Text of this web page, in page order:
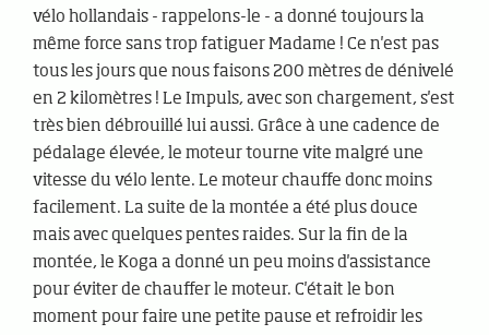
vélo hollandais - rappelons-le - a donné toujours la
même force sans trop fatiguer Madame ! Ce n'est pas
tous les jours que nous faisons 200 mètres de dénivelé
en 2 kilomètres ! Le Impuls, avec son chargement, s'est
très bien débrouillé lui aussi. Grâce à une cadence de
pédalage élevée, le moteur tourne vite malgré une
vitesse du vélo lente. Le moteur chauffe donc moins
facilement. La suite de la montée a été plus douce
mais avec quelques pentes raides. Sur la fin de la
montée, le Koga a donné un peu moins d'assistance
pour éviter de chauffer le moteur. C'était le bon
moment pour faire une petite pause et refroidir les